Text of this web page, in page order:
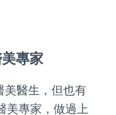
專家
醫生，但也有
美專家，做過上